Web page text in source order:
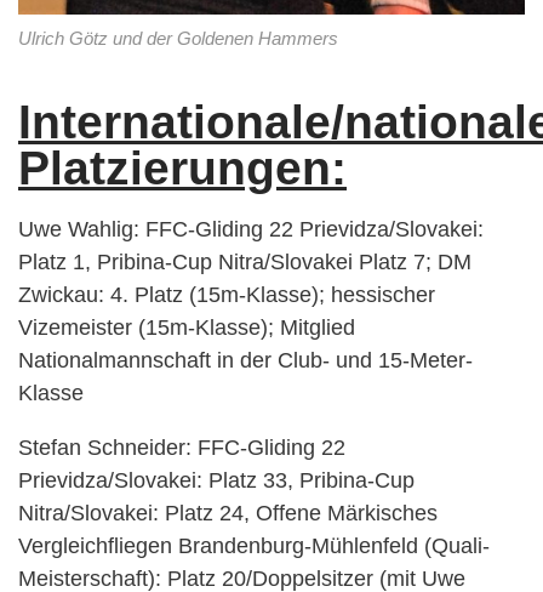
Ulrich Götz und der Goldenen Hammers
Internationale/
Platzierungen:
Uwe Wahlig: FFC-Gliding 22 Prievidza/Slovakei:
Platz 1, Pribina-Cup Nitra/Slovakei Platz 7; DM
Zwickau: 4. Platz (15m-Klasse); hessischer
Vizemeister (15m-Klasse); Mitglied
Nationalmannschaft in der Club- und 15-Meter-
Klasse
Stefan Schneider: FFC-Gliding 22
Prievidza/Slovakei: Platz 33, Pribina-Cup
Nitra/Slovakei: Platz 24, Offene Märkisches
Vergleichfliegen Brandenburg-Mühlenfeld (Quali-
Meisterschaft): Platz 20/Doppelsitzer (mit Uwe